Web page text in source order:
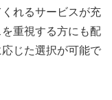
れるサービスが充
重視する方にも配
じた選択が可能で